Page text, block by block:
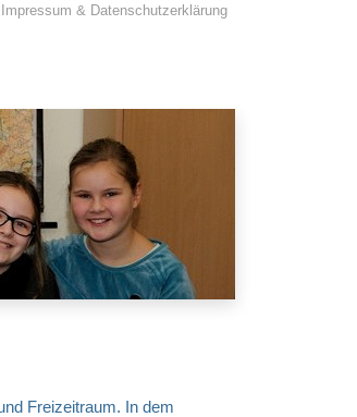
Impressum & Datenschutzerklärung
Freizeitraum. In dem